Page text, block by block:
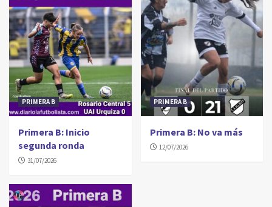
PRIMERA B
Primera B: Inicio
segunda ronda
31/07/2026
PRIMERA B
Primera B: No va más
12/07/2026